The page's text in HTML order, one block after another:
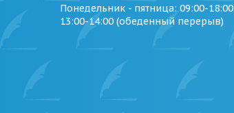
Понедельник - пятница: 09:00-18:00
13:00-14:00 (обеденный перерыв)